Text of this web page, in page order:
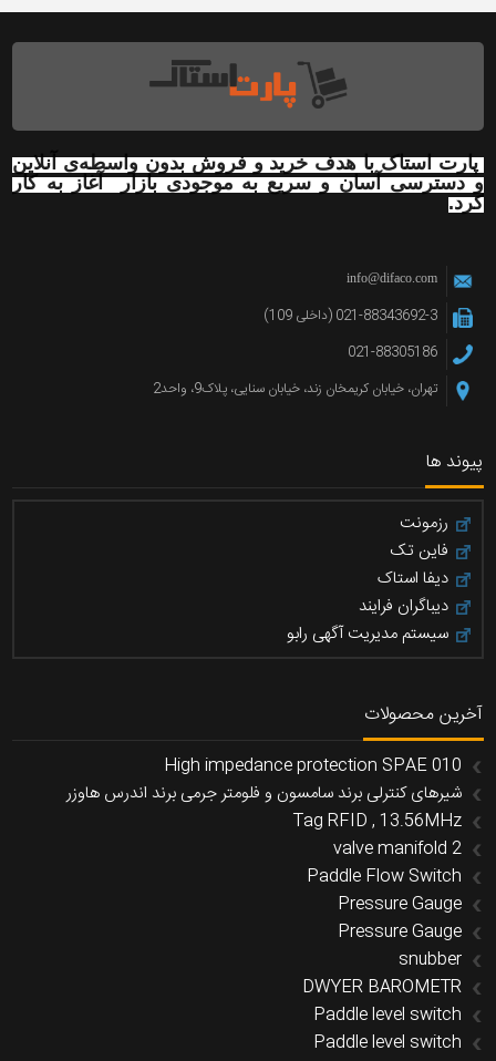
پارت استاک با هدف خرید و فروش بدون واسطه‌ی آنلاین
و دسترسی آسان و سریع به موجودی بازار آغاز به کار
کرد.
info@difaco.com
021-88343692-3 (داخلی 109)
021-88305186
تهران، خیابان کریمخان زند، خیابان سنایی، پلاک9، واحد2
پیوند ها
رزمونت
فاین تک
دیفا استاک
دیباگران فرایند
سیستم مدیریت آگهی رابو
آخرین محصولات
High impedance protection SPAE 010
شیرهای کنترلی برند سامسون و فلومتر جرمی برند اندرس هاوزر
Tag RFID , 13.56MHz
2 valve manifold
Paddle Flow Switch
Pressure Gauge
Pressure Gauge
snubber
DWYER BAROMETR
Paddle level switch
Paddle level switch